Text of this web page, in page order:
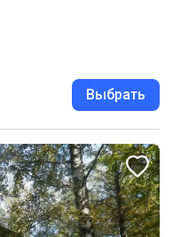
Выбрать